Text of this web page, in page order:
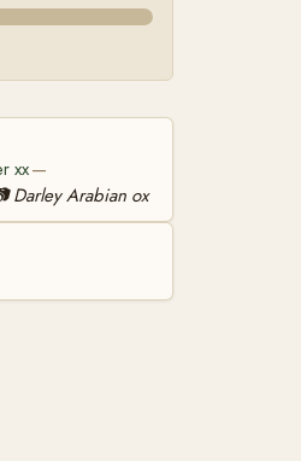
xx—
Darley Arabian ox